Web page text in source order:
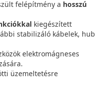
felépítmény a hosszú
kiegészített
stabilizáló kábelek, hub
elektromágneses
üzemeltetésre